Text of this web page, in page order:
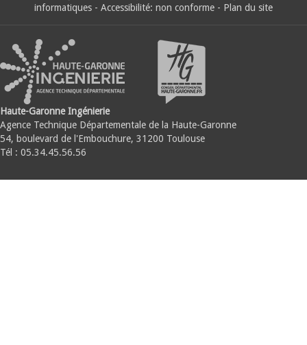
informatiques - Accessibilité: non conforme - Plan du site
Haute-Garonne Ingénierie
Agence Technique Départementale de la Haute-Garonne
54, boulevard de l'Embouchure, 31200 Toulouse
Tél : 05.34.45.56.56